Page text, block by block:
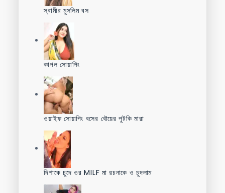
স্বামীর মুসলিম বস
কাপল সোয়াপিং
ওয়াইফ সোয়াপিং বসের বৌয়ের পুটকি মারা
দিশাকে চুদে ওর MILF মা রচনাকে ও চুদলাম